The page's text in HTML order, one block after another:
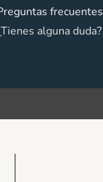
frecuentes
alguna duda?